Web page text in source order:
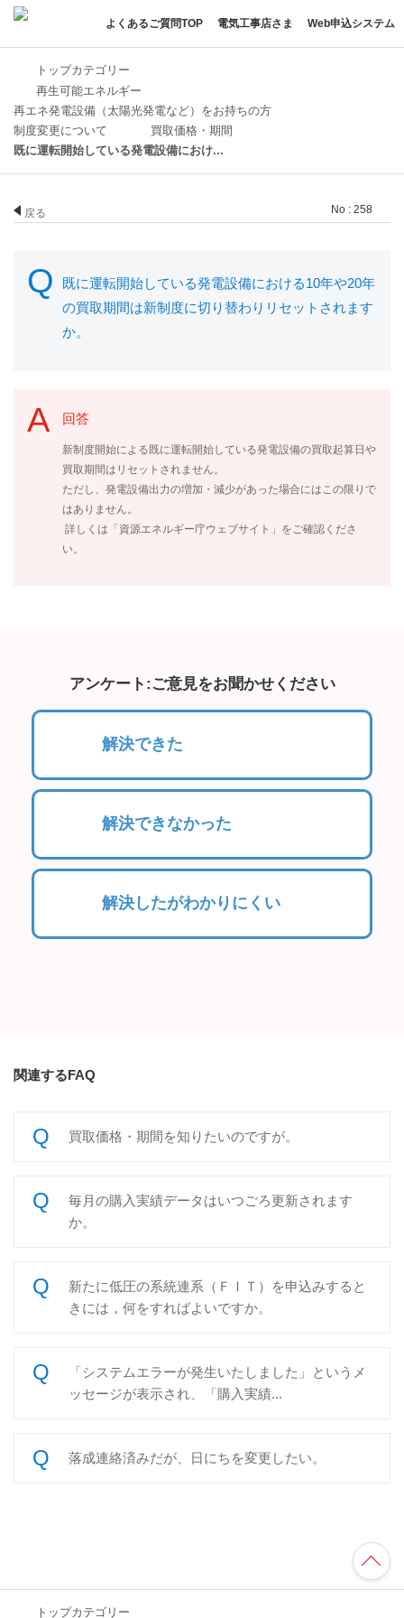
よくあるご質問TOP 電気工事店さま Web申込システム
トップカテゴリー
再生可能エネルギー
再エネ発電設備（太陽光発電など）をお持ちの方
制度変更について
買取価格・期間
既に運転開始している発電設備におけ...
戻る No : 258
既に運転開始している発電設備における10年や20年
の買取期間は新制度に切り替わりリセットされます
か。
回答
新制度開始による既に運転開始している発電設備の買取起算日や
買取期間はリセットされません。
ただし、発電設備出力の増加・減少があった場合にはこの限りで
はありません。
詳しくは「資源エネルギー庁ウェブサイト」をご確認くださ
い。
アンケート:ご意見をお聞かせください
解決できた
解決できなかった
解決したがわかりにくい
関連するFAQ
買取価格・期間を知りたいのですが。
毎月の購入実績データはいつごろ更新されます
か。
新たに低圧の系統連系（ＦＩＴ）を申込みすると
きには，何をすればよいですか。
「システムエラーが発生いたしました」というメ
ッセージが表示され、「購入実績...
落成連絡済みだが、日にちを変更したい。
TO
P
へ
トップカテゴリー